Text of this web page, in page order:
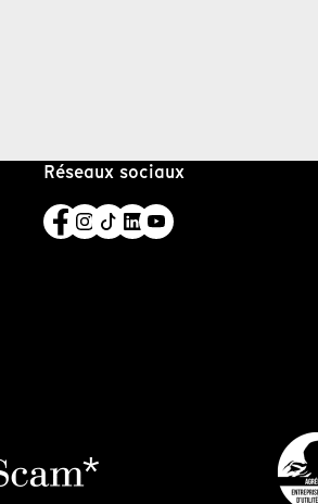
Réseaux sociaux